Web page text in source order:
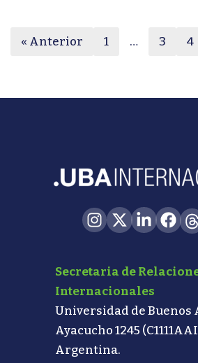
« Anterior 1 … 3 4
Secretaria de
Internacionales
Universidad de Buenos
Ayacucho 1245
Argentina.